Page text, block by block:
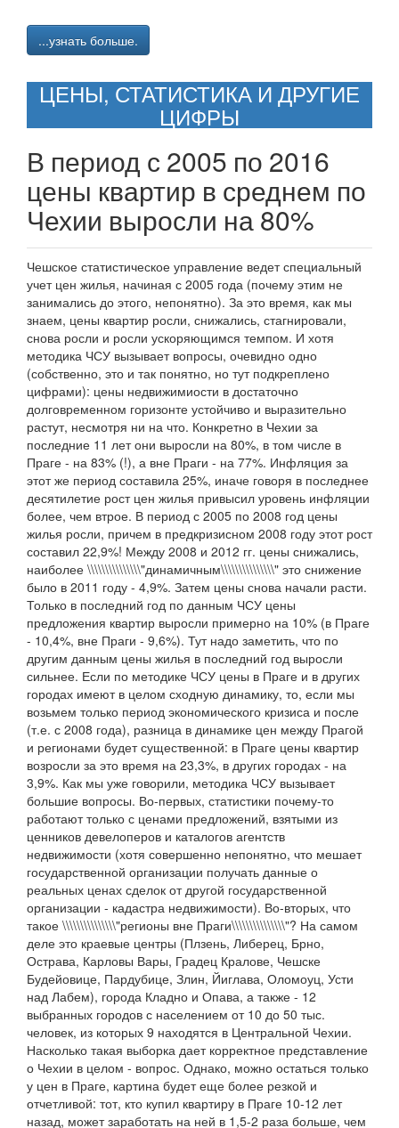
...узнать больше.
ЦЕНЫ, СТАТИСТИКА И ДРУГИЕ
ЦИФРЫ
В период с 2005 по 2016
цены квартир в среднем по
Чехии выросли на 80%
Чешское статистическое управление ведет специальный
учет цен жилья, начиная с 2005 года (почему этим не
занимались до этого, непонятно). За это время, как мы
знаем, цены квартир росли, снижались, стагнировали,
снова росли и росли ускоряющимся темпом. И хотя
методика ЧСУ вызывает вопросы, очевидно одно
(собственно, это и так понятно, но тут подкреплено
цифрами): цены недвижимиости в достаточно
долговременном горизонте устойчиво и выразительно
растут, несмотря ни на что. Конкретно в Чехии за
последние 11 лет они выросли на 80%, в том числе в
Праге - на 83% (!), а вне Праги - на 77%. Инфляция за
этот же период составила 25%, иначе говоря в последнее
десятилетие рост цен жилья привысил уровень инфляции
более, чем втрое. В период с 2005 по 2008 год цены
жилья росли, причем в предкризисном 2008 году этот рост
составил 22,9%! Между 2008 и 2012 гг. цены снижались,
наиболее \\\\\\\\\\\\\\\"динамичным\\\\\\\\\\\\\\\" это снижение
было в 2011 году - 4,9%. Затем цены снова начали расти.
Только в последний год по данным ЧСУ цены
предложения квартир выросли примерно на 10% (в Праге
- 10,4%, вне Праги - 9,6%). Тут надо заметить, что по
другим данным цены жилья в последний год выросли
сильнее. Если по методике ЧСУ цены в Праге и в других
городах имеют в целом сходную динамику, то, если мы
возьмем только период экономического кризиса и после
(т.е. с 2008 года), разница в динамике цен между Прагой
и регионами будет существенной: в Праге цены квартир
возросли за это время на 23,3%, в других городах - на
3,9%. Как мы уже говорили, методика ЧСУ вызывает
большие вопросы. Во-первых, статистики почему-то
работают только с ценами предложений, взятыми из
ценников девелоперов и каталогов агентств
недвижимости (хотя совершенно непонятно, что мешает
государственной организации получать данные о
реальных ценах сделок от другой государственной
организации - кадастра недвижимости). Во-вторых, что
такое \\\\\\\\\\\\\\\"регионы вне Праги\\\\\\\\\\\\\\\"? На самом
деле это краевые центры (Плзень, Либерец, Брно,
Острава, Карловы Вары, Градец Кралове, Чешске
Будейовице, Пардубице, Злин, Йиглава, Оломоуц, Усти
над Лабем), города Кладно и Опава, а также - 12
выбранных городов с населением от 10 до 50 тыс.
человек, из которых 9 находятся в Центральной Чехии.
Насколько такая выборка дает корректное представление
о Чехии в целом - вопрос. Однако, можно остаться только
у цен в Праге, картина будет еще более резкой и
отчетливой: тот, кто купил квартиру в Праге 10-12 лет
назад, может заработать на ней в 1,5-2 раза больше, чем